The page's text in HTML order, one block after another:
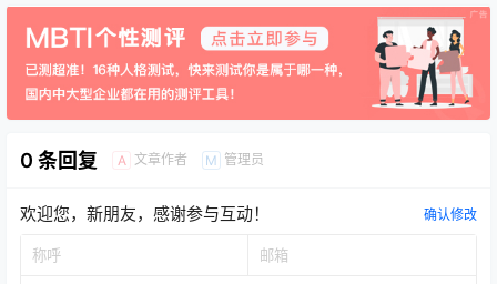
0 条回复 A 文章作者 M 管理员
欢迎您，新朋友，感谢参与互动！ 确认修改